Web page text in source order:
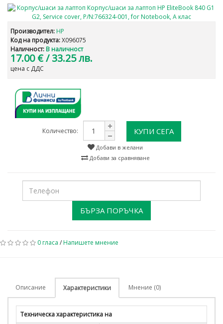
Производител: HP
Код на продукта:X096075
Наличност: В наличност
17.00 €/ 33.25 лв.
цена с ДДС
Количество: КУПИ СЕГА
Добави в желани
Добави за сравняване
БЪРЗА ПОРЪЧКА
0 гласа /Напишете мнение
Описание Характеристики Мнение (0)
Техническа характеристика на